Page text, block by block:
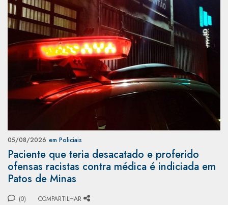
05/08/2026 em Policiais
Paciente que teria desacatado e proferido
ofensas racistas contra médica é indiciada em
Patos de Minas
(0) COMPARTILHAR